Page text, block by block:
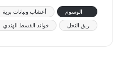
الوسوم أعشاب ونباتات برية
ريق النحل فوائد القسط الهندي